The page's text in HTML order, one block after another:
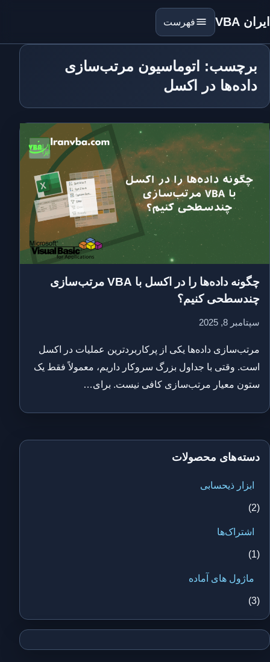
ایران VBA فهرست
برچسب: اتوماسیون مرتب‌سازی
داده‌ها در اکسل
چگونه داده‌ها را در اکسل با VBA مرتب‌سازی
چندسطحی کنیم؟
سپتامبر 8, 2025
مرتب‌سازی داده‌ها یکی از پرکاربردترین عملیات در اکسل
است. وقتی با جداول بزرگ سروکار داریم، معمولاً فقط یک
ستون معیار مرتب‌سازی کافی نیست. برای…
دسته‌های محصولات
ابزار ذیحسابی
(2)
اشتراک‌ها
(1)
ماژول های آماده
(3)